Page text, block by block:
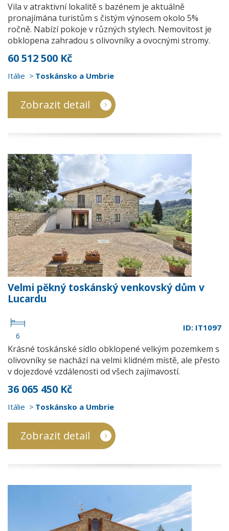
Vila v atraktivní lokalitě s bazénem je aktuálně
pronajímána turistům s čistým výnosem okolo 5%
ročně. Nabízí pokoje v různých stylech. Nemovitost je
obklopena zahradou s olivovníky a ovocnými stromy.
60 512 500 Kč
Itálie Toskánsko a Umbrie
Zobrazit detail
Velmi pěkný toskánský venkovský dům v
Lucardu
6
ID: IT1097
Krásné toskánské sídlo obklopené velkým pozemkem s
olivovníky se nachází na velmi klidném místě, ale přesto
v dojezdové vzdálenosti od všech zajímavostí.
36 065 450 Kč
Itálie Toskánsko a Umbrie
Zobrazit detail